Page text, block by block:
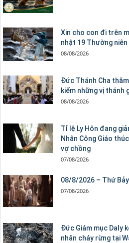
Xin cho con đi trên
nhật 19 Thường niên
08/08/2026
Đức Thánh Cha
kiếm những vị thánh
08/08/2026
Tỉ lệ Ly Hôn đang
Nhân Công Giáo
vợ chồng
07/08/2026
08/8/2026 – Thứ
07/08/2026
Đức Giám mục Daly
nhân cháy rừng tại